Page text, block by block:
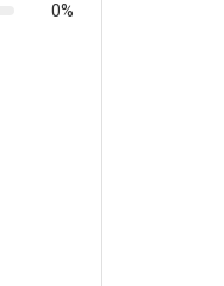
0%